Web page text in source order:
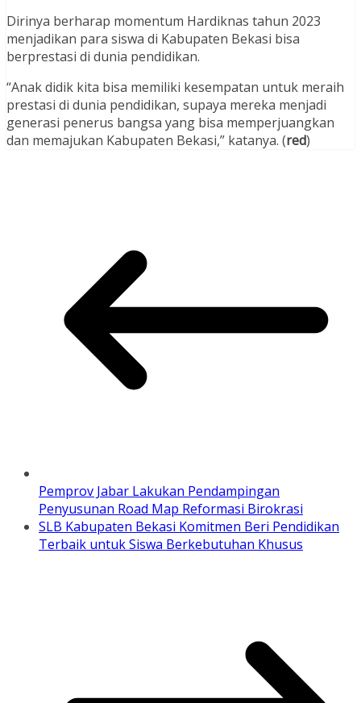
Dirinya berharap momentum Hardiknas tahun 2023
menjadikan para siswa di Kabupaten Bekasi bisa
berprestasi di dunia pendidikan.
“Anak didik kita bisa memiliki kesempatan untuk meraih
prestasi di dunia pendidikan, supaya mereka menjadi
generasi penerus bangsa yang bisa memperjuangkan
dan memajukan Kabupaten Bekasi,” katanya. (red)
Pemprov Jabar Lakukan Pendampingan
Penyusunan Road Map Reformasi Birokrasi
SLB Kabupaten Bekasi Komitmen Beri Pendidikan
Terbaik untuk Siswa Berkebutuhan Khusus